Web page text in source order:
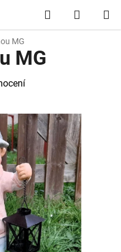
Hledat
KOŠÍK
MG
MG